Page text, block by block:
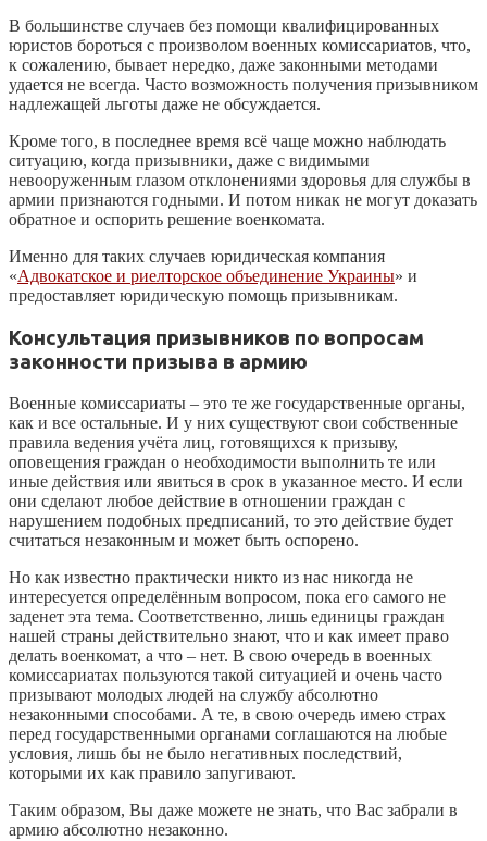
В большинстве случаев без помощи квалифицированных
юристов бороться с произволом военных комиссариатов, что,
к сожалению, бывает нередко, даже законными методами
удается не всегда. Часто возможность получения призывником
надлежащей льготы даже не обсуждается.
Кроме того, в последнее время всё чаще можно наблюдать
ситуацию, когда призывники, даже с видимыми
невооруженным глазом отклонениями здоровья для службы в
армии признаются годными. И потом никак не могут доказать
обратное и оспорить решение военкомата.
Именно для таких случаев юридическая компания
«Адвокатское и риелторское объединение Украины» и
предоставляет юридическую помощь призывникам.
Консультация призывников по вопросам
законности призыва в армию
Военные комиссариаты – это те же государственные органы,
как и все остальные. И у них существуют свои собственные
правила ведения учёта лиц, готовящихся к призыву,
оповещения граждан о необходимости выполнить те или
иные действия или явиться в срок в указанное место. И если
они сделают любое действие в отношении граждан с
нарушением подобных предписаний, то это действие будет
считаться незаконным и может быть оспорено.
Но как известно практически никто из нас никогда не
интересуется определённым вопросом, пока его самого не
заденет эта тема. Соответственно, лишь единицы граждан
нашей страны действительно знают, что и как имеет право
делать военкомат, а что – нет. В свою очередь в военных
комиссариатах пользуются такой ситуацией и очень часто
призывают молодых людей на службу абсолютно
незаконными способами. А те, в свою очередь имею страх
перед государственными органами соглашаются на любые
условия, лишь бы не было негативных последствий,
которыми их как правило запугивают.
Таким образом, Вы даже можете не знать, что Вас забрали в
армию абсолютно незаконно.